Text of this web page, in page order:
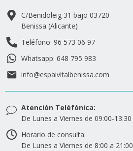
C/Benidoleig 31 bajo 03720
Benissa (Alicante)
Teléfono: 96 573 06 97
Whatsapp: 648 795 983
info@espaivitalbenissa.com
Atención Teléfónica:
De Lunes a Viernes de 09:00-
Horario de consulta:
De Lunes a Viernes de 8:00 a